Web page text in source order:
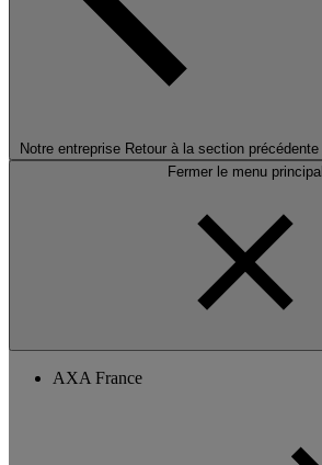
Notre entreprise Retour à la section précédente
Fermer le menu principal
AXA France